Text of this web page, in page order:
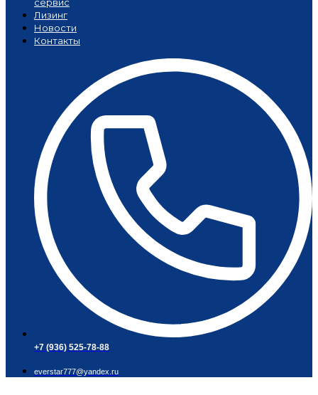
сервис
Лизинг
Новости
Контакты
+7 (936) 525-78-88
everstar777@yandex.ru